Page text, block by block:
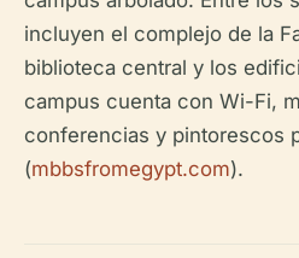
incluyen el complejo de la
biblioteca central y los
campus cuenta con Wi-Fi,
conferencias y pintorescos
(mbbsfromegypt.com).